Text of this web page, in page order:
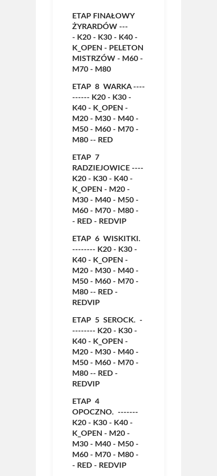
Archiwum 2023
Archiwum 2022
Archiwum 2021
Archiwum 2020
Archiwum 2019
Fotogaleria
Informacje
Pomoc
Historia ŻTC
Strój kolarski ŻTC
Regulamin
Statut ŻTC
Kontakt
ETAP FINAŁOWY
ŻYRARDÓW ---
- K20 - K30 - K40 -
K_OPEN - PELETON
MISTRZÓW - M60 -
M70 - M80
ETAP 8 WARKA ----
------ K20 - K30 -
K40 - K_OPEN -
M20 - M30 - M40 -
M50 - M60 - M70 -
M80 -- RED
ETAP 7
RADZIEJOWICE ----
K20 - K30 - K40 -
K_OPEN - M20 -
M30 - M40 - M50 -
M60 - M70 - M80 -
- RED - REDVIP
ETAP 6 WISKITKI.
-------- K20 - K30 -
K40 - K_OPEN -
M20 - M30 - M40 -
M50 - M60 - M70 -
M80 -- RED -
REDVIP
ETAP 5 SEROCK. -
-------- K20 - K30 -
K40 - K_OPEN -
M20 - M30 - M40 -
M50 - M60 - M70 -
M80 -- RED -
REDVIP
ETAP 4
OPOCZNO. -------
K20 - K30 - K40 -
K_OPEN - M20 -
M30 - M40 - M50 -
M60 - M70 - M80 -
- RED - REDVIP